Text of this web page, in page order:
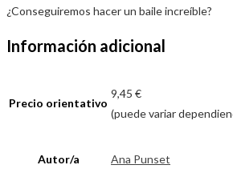
¿Conseguiremos hacer un baile increíble?
Información adicional
Precio orientativo
9,45 €
(puede variar
Autor/a Ana Punset